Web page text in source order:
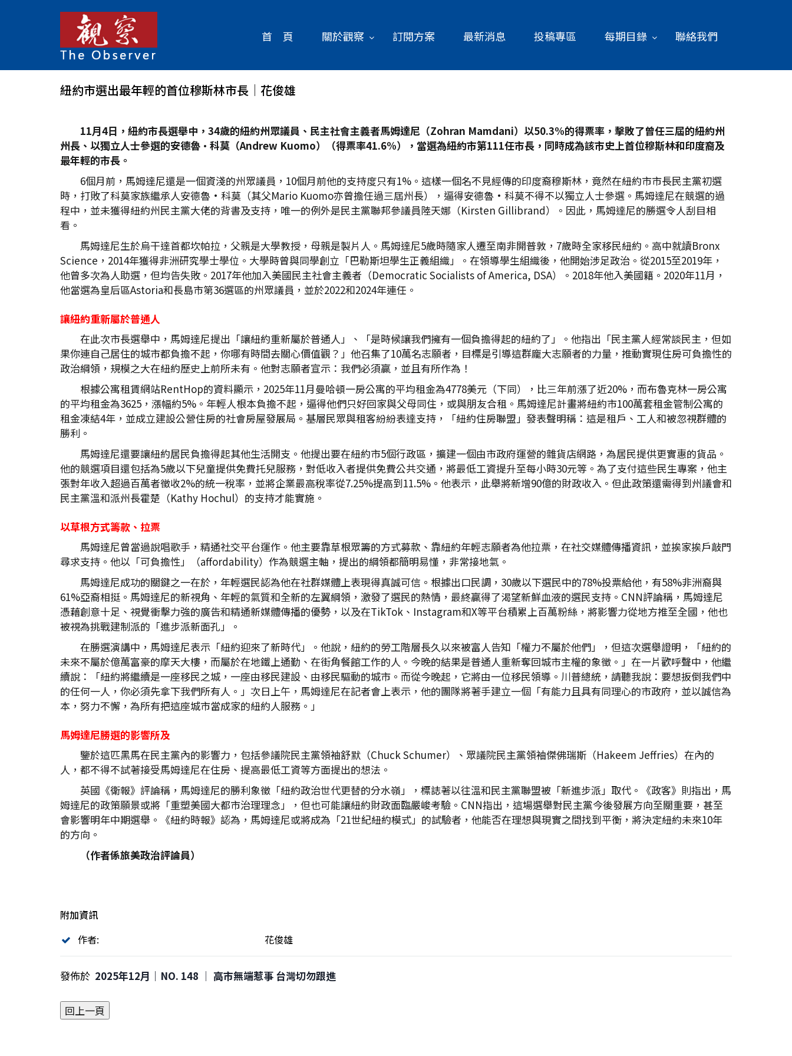
首 頁 關於觀察 訂閱方案 最新消息 投稿專區 每期目錄 聯絡我們
紐約市選出最年輕的首位穆斯林市長│花俊雄
11月4日，紐約市長選舉中，34歲的紐約州眾議員、民主社會主義者馬姆達尼（Zohran Mamdani）以50.3%的得票率，擊敗了曾任三屆的紐約州
州長、以獨立人士參選的安德魯•科莫（Andrew Kuomo）（得票率41.6%），當選為紐約市第111任市長，同時成為該市史上首位穆斯林和印度裔及
最年輕的市長。
6個月前，馬姆達尼還是一個資淺的州眾議員，10個月前他的支持度只有1%。這樣一個名不見經傳的印度裔穆斯林，竟然在紐約市市長民主黨初選
時，打敗了科莫家族繼承人安德魯•科莫（其父Mario Kuomo亦曾擔任過三屆州長），逼得安德魯•科莫不得不以獨立人士參選。馬姆達尼在競選的過
程中，並未獲得紐約州民主黨大佬的背書及支持，唯一的例外是民主黨聯邦參議員陸天娜（Kirsten Gillibrand）。因此，馬姆達尼的勝選令人刮目相
看。
馬姆達尼生於烏干達首都坎帕拉，父親是大學教授，母親是製片人。馬姆達尼5歲時隨家人遷至南非開普敦，7歲時全家移民紐約。高中就讀Bronx
Science，2014年獲得非洲研究學士學位。大學時曾與同學創立「巴勒斯坦學生正義組織」。在領導學生組織後，他開始涉足政治。從2015至2019年，
他曾多次為人助選，但均告失敗。2017年他加入美國民主社會主義者（Democratic Socialists of America, DSA）。2018年他入美國籍。2020年11月，
他當選為皇后區Astoria和長島市第36選區的州眾議員，並於2022和2024年連任。
讓紐約重新屬於普通人
在此次市長選舉中，馬姆達尼提出「讓紐約重新屬於普通人」、「是時候讓我們擁有一個負擔得起的紐約了」。他指出「民主黨人經常談民主，但如
果你連自己居住的城市都負擔不起，你哪有時間去關心價值觀？」他召集了10萬名志願者，目標是引導這群龐大志願者的力量，推動實現住房可負擔性的
政治綱領，規模之大在紐約歷史上前所未有。他對志願者宣示：我們必須贏，並且有所作為！
根據公寓租賃網站RentHop的資料顯示，2025年11月曼哈頓一房公寓的平均租金為4778美元（下同），比三年前漲了近20%，而布魯克林一房公寓
的平均租金為3625，漲幅約5%。年輕人根本負擔不起，逼得他們只好回家與父母同住，或與朋友合租。馬姆達尼計畫將紐約市100萬套租金管制公寓的
租金凍結4年，並成立建設公營住房的社會房屋發展局。基層民眾與租客紛紛表達支持，「紐約住房聯盟」發表聲明稱：這是租戶、工人和被忽視群體的
勝利。
馬姆達尼還要讓紐約居民負擔得起其他生活開支。他提出要在紐約市5個行政區，擴建一個由市政府運營的雜貨店網路，為居民提供更實惠的貨品。
他的競選項目還包括為5歲以下兒童提供免費托兒服務，對低收入者提供免費公共交通，將最低工資提升至每小時30元等。為了支付這些民生專案，他主
張對年收入超過百萬者徵收2%的統一稅率，並將企業最高稅率從7.25%提高到11.5%。他表示，此舉將新增90億的財政收入。但此政策還需得到州議會和
民主黨溫和派州長霍楚（Kathy Hochul）的支持才能實施。
以草根方式籌款、拉票
馬姆達尼曾當過說唱歌手，精通社交平台運作。他主要靠草根眾籌的方式募款、靠紐約年輕志願者為他拉票，在社交媒體傳播資訊，並挨家挨戶敲門
尋求支持。他以「可負擔性」（affordability）作為競選主軸，提出的綱領都簡明易懂，非常接地氣。
馬姆達尼成功的關鍵之一在於，年輕選民認為他在社群媒體上表現得真誠可信。根據出口民調，30歲以下選民中的78%投票給他，有58%非洲裔與
61%亞裔相挺。馬姆達尼的新視角、年輕的氣質和全新的左翼綱領，激發了選民的熱情，最終贏得了渴望新鮮血液的選民支持。CNN評論稱，馬姆達尼
憑藉創意十足、視覺衝擊力強的廣告和精通新媒體傳播的優勢，以及在TikTok、Instagram和X等平台積累上百萬粉絲，將影響力從地方推至全國，他也
被視為挑戰建制派的「進步派新面孔」。
在勝選演講中，馬姆達尼表示「紐約迎來了新時代」。他說，紐約的勞工階層長久以來被富人告知「權力不屬於他們」，但這次選舉證明，「紐約的
未來不屬於億萬富豪的摩天大樓，而屬於在地鐵上通勤、在街角餐館工作的人。今晚的結果是普通人重新奪回城市主權的象徵。」在一片歡呼聲中，他繼
續說：「紐約將繼續是一座移民之城，一座由移民建設、由移民驅動的城市。而從今晚起，它將由一位移民領導。川普總統，請聽我說：要想扳倒我們中
的任何一人，你必須先拿下我們所有人。」次日上午，馬姆達尼在記者會上表示，他的團隊將著手建立一個「有能力且具有同理心的市政府，並以誠信為
本，努力不懈，為所有把這座城市當成家的紐約人服務。」
馬姆達尼勝選的影響所及
鑒於這匹黑馬在民主黨內的影響力，包括參議院民主黨領袖舒默（Chuck Schumer）、眾議院民主黨領袖傑佛瑞斯（Hakeem Jeffries）在內的
人，都不得不試著接受馬姆達尼在住房、提高最低工資等方面提出的想法。
英國《衛報》評論稱，馬姆達尼的勝利象徵「紐約政治世代更替的分水嶺」，標誌著以往溫和民主黨聯盟被「新進步派」取代。《政客》則指出，馬
姆達尼的政策願景或將「重塑美國大都市治理理念」，但也可能讓紐約財政面臨嚴峻考驗。CNN指出，這場選舉對民主黨今後發展方向至關重要，甚至
會影響明年中期選舉。《紐約時報》認為，馬姆達尼或將成為「21世紀紐約模式」的試驗者，他能否在理想與現實之間找到平衡，將決定紐約未來10年
的方向。
（作者係旅美政治評論員）
附加資訊
作者:
花俊雄
發佈於 2025年12月｜NO. 148 │ 高市無端惹事 台灣切勿跟進